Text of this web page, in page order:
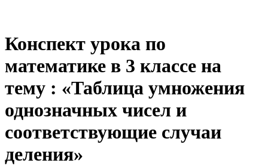
Конспект урока по
математике в 3 классе на
тему : «Таблица умножения
однозначных чисел и
соответствующие случаи
деления»